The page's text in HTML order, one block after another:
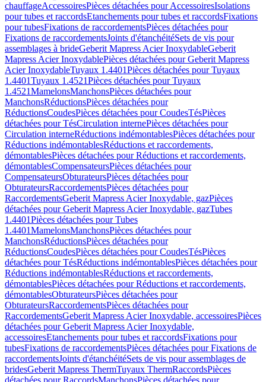
chauffageAccessoiresPièces détachées pour AccessoiresIsolations
pour tubes et raccordsEtanchements pour tubes et raccordsFixations
pour tubesFixations de raccordementsPièces détachées pour
Fixations de raccordementsJoints d'étanchéitéSets de vis pour
assemblages à brideGeberit Mapress Acier InoxydableGeberit
Mapress Acier InoxydablePièces détachées pour Geberit Mapress
Acier InoxydableTuyaux 1.4401Pièces détachées pour Tuyaux
1.4401Tuyaux 1.4521Pièces détachées pour Tuyaux
1.4521MamelonsManchonsPièces détachées pour
ManchonsRéductionsPièces détachées pour
RéductionsCoudesPièces détachées pour CoudesTésPièces
détachées pour TésCirculation internePièces détachées pour
Circulation interneRéductions indémontablesPièces détachées pour
Réductions indémontablesRéductions et raccordements,
démontablesPièces détachées pour Réductions et raccordements,
démontablesCompensateursPièces détachées pour
CompensateursObturateursPièces détachées pour
ObturateursRaccordementsPièces détachées pour
RaccordementsGeberit Mapress Acier Inoxydable, gazPièces
détachées pour Geberit Mapress Acier Inoxydable, gazTubes
1.4401Pièces détachées pour Tubes
1.4401MamelonsManchonsPièces détachées pour
ManchonsRéductionsPièces détachées pour
RéductionsCoudesPièces détachées pour CoudesTésPièces
détachées pour TésRéductions indémontablesPièces détachées pour
Réductions indémontablesRéductions et raccordements,
démontablesPièces détachées pour Réductions et raccordements,
démontablesObturateursPièces détachées pour
ObturateursRaccordementsPièces détachées pour
RaccordementsGeberit Mapress Acier Inoxydable, accessoiresPièces
détachées pour Geberit Mapress Acier Inoxydable,
accessoiresEtanchements pour tubes et raccordsFixations pour
tubesFixations de raccordementsPièces détachées pour Fixations de
raccordementsJoints d'étanchéitéSets de vis pour assemblages de
bridesGeberit Mapress ThermTuyaux ThermRaccordsPièces
détachées pour RaccordsManchonsPièces détachées pour